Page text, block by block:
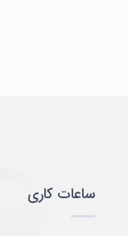
ساعات کاری